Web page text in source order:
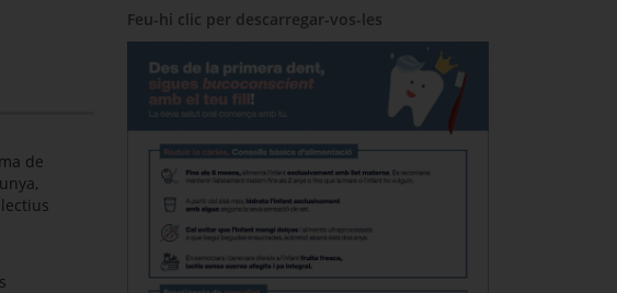
de
Feu-hi clic per descarregar-vos-les